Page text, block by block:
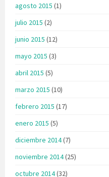
agosto 2015 (1)
julio 2015 (2)
junio 2015 (12)
mayo 2015 (3)
abril 2015 (5)
marzo 2015 (10)
febrero 2015 (17)
enero 2015 (5)
diciembre 2014(7)
noviembre 2014(25)
octubre 2014(32)